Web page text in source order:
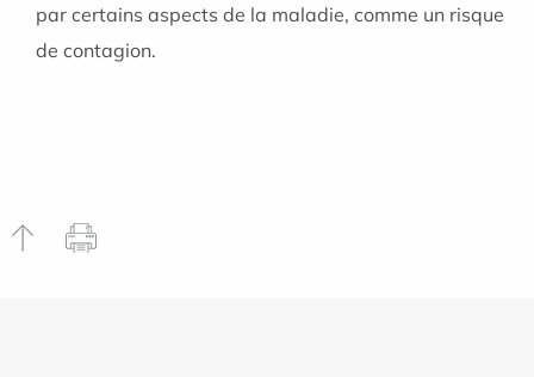
par certains aspects de la maladie, comme un risque
de contagion.